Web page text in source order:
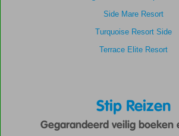
Side Mare Resort
Turquoise Resort Side
Terrace Elite Resort
Stip Reizen
Gegarandeerd veilig boeken